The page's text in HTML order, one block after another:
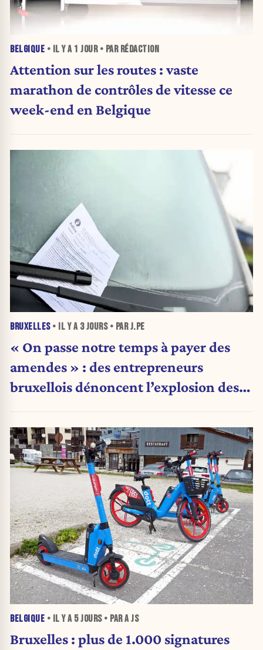
BELGIQUE • IL Y A 1 JOUR• PAR RÉDACTION
Attention sur les routes : vaste
marathon de contrôles de vitesse ce
week-end en Belgique
BRUXELLES• IL Y A 3 JOURS• PAR J.PE
« On passe notre temps à payer des
amendes » : des entrepreneurs
bruxellois dénoncent l’explosion des
BELGIQUE • IL Y A 5 JOURS• PAR A JS
Bruxelles : plus de 1.000 signatures